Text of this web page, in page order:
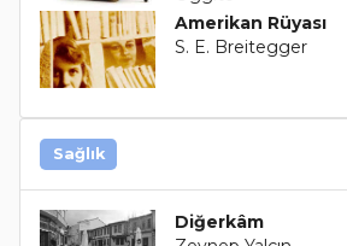
Amerikan Rüyası
S. E. Breitegger
Sağlık
Diğerkâm